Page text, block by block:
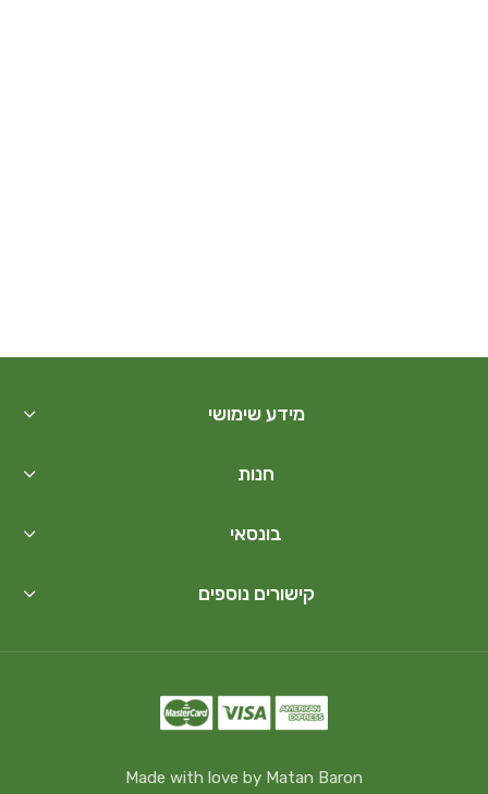
מידע שימושי
חנות
בונסאי
קישורים נוספים
Made with love by Matan Baron